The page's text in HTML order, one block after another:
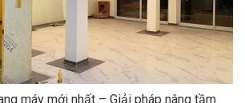
máy mới nhất – Giải pháp nâng tầm